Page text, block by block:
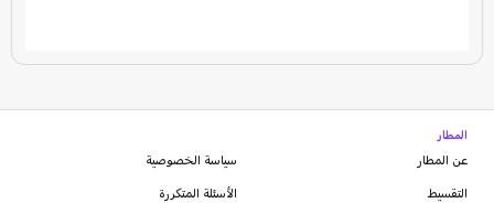
المطار
عن المطار
التقسيط
سياسة الخصوصية
الأسئلة المتكررة